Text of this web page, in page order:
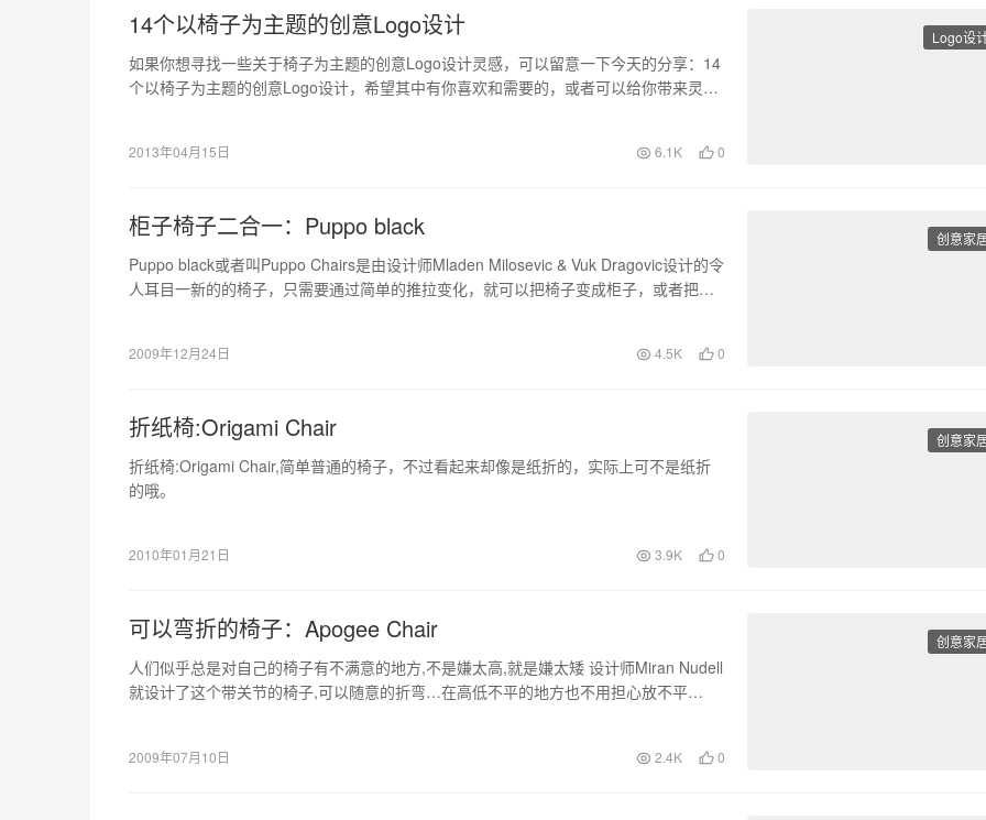
Logo设
14个以椅子为主题的创意Logo设计
如果你想寻找一些关于椅子为主题的创意Logo设计灵感，可以留意一下今天的分享：14
个以椅子为主题的创意Logo设计，希望其中有你喜欢和需要的，或者可以给你带来灵感
2013年04月15日 6.1K 0
创意家
柜子椅子二合一：Puppo black
Puppo black或者叫Puppo Chairs是由设计师Mladen Milosevic & Vuk Dragovic设计的令
人耳目一新的的椅子，只需要通过简单的推拉变化，就可以把椅子变成柜子，或者把柜
2009年12月24日 4.5K 0
创意家
折纸椅:Origami Chair
折纸椅:Origami Chair,简单普通的椅子，不过看起来却像是纸折的，实际上可不是纸折
的哦。
2010年01月21日 3.9K 0
创意家
可以弯折的椅子：Apogee Chair
人们似乎总是对自己的椅子有不满意的地方,不是嫌太高,就是嫌太矮 设计师Miran Nudell
就设计了这个带关节的椅子,可以随意的折弯…在高低不平的地方也不用担心放不平…
2009年07月10日 2.4K 0